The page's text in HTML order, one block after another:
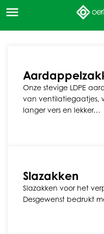
Onze stevige LDPE
van ventilatiegaatjes,
langer vers en lekker…
Slazakken
Slazakken voor het
Desgewenst bedrukt